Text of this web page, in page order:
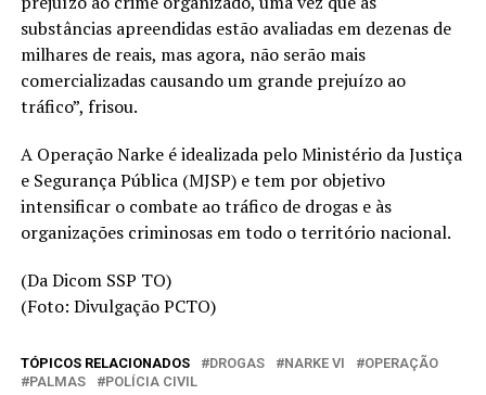
substâncias apreendidas estão avaliadas em dezenas de
milhares de reais, mas agora, não serão mais
comercializadas causando um grande prejuízo ao
tráfico”, frisou.
A Operação Narke é idealizada pelo Ministério da Justiça
e Segurança Pública (MJSP) e tem por objetivo
intensificar o combate ao tráfico de drogas e às
organizações criminosas em todo o território nacional.
(Da Dicom SSP TO)
(Foto: Divulgação PCTO)
TÓPICOS RELACIONADOS DROGAS NARKE VI
OPERAÇÃO
PALMAS
POLÍCIA CIVIL